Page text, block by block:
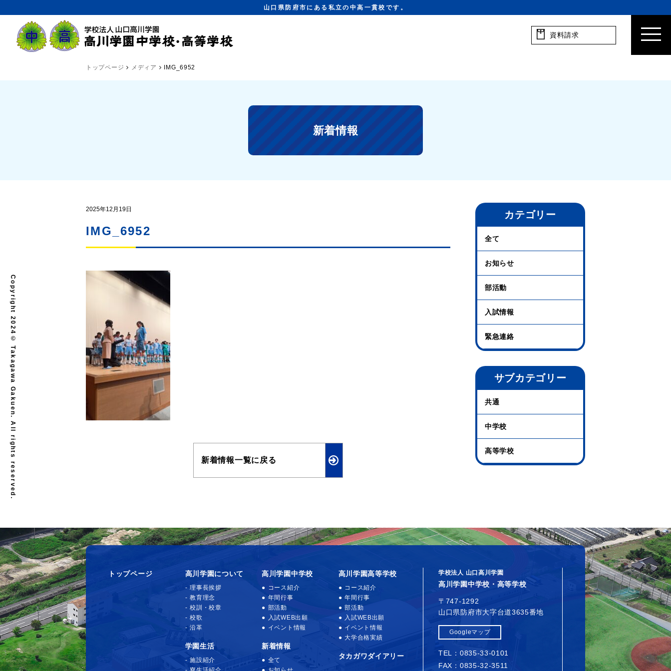
山口県防府市にある私立の中高一貫校です。
資料請求
トップページ メディア IMG_6952
新着情報
2025年12月19日
IMG_6952
新着情報一覧に戻る
カテゴリー
全て
お知らせ
部活動
入試情報
緊急連絡
サブカテゴリー
共通
中学校
高等学校
トップページ 高川学園について
理事長挨拶
教育理念
校訓・校章
校歌
沿革
学園生活
施設紹介
高川学園中学校
コース紹介
年間行事
部活動
入試WEB出願
イベント情報
新着情報
全て
高川学園高等学校
コース紹介
年間行事
部活動
入試WEB出願
イベント情報
大学合格実績
タカガワダイアリー
学校法人 山口高川学園
高川学園中学校・高等学校
〒747-1292
山口県防府市大字台道3635番地
Googleマップ
TEL：0835-33-0101
FAX：0835-32-3511
Copyright 2024© Takagawa Gakuen. All rights reserved.